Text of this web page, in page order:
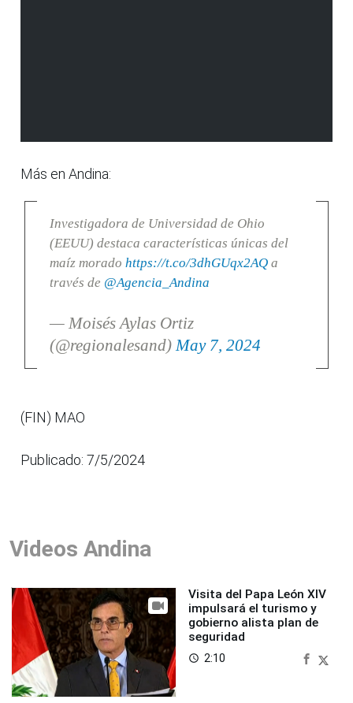
Más en Andina:
Investigadora de Universidad de Ohio
(EEUU) destaca características únicas del
maíz morado https://t.co/3dhGUqx2AQa
través de @Agencia_Andina
— Moisés Aylas Ortiz
(@regionalesand) May 7, 2024
(FIN) MAO
Publicado: 7/5/2024
Videos Andina
Visita del Papa León XIV
impulsará el turismo y
gobierno alista plan de
seguridad
access_time 2:10